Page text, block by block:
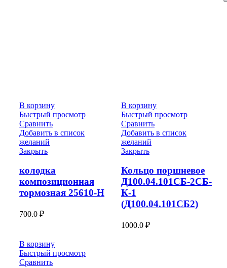
В корзину
Быстрый просмотр
Сравнить
Добавить в список
желаний
Закрыть
колодка
композиционная
тормозная 25610-Н
700.0 ₽
В корзину
Быстрый просмотр
Сравнить
Добавить в список
желаний
Закрыть
Кольцо поршневое
Д100.04.101СБ-2СБ-
К-1
(Д100.04.101СБ2)
1000.0 ₽
В корзину
Быстрый просмотр
Сравнить